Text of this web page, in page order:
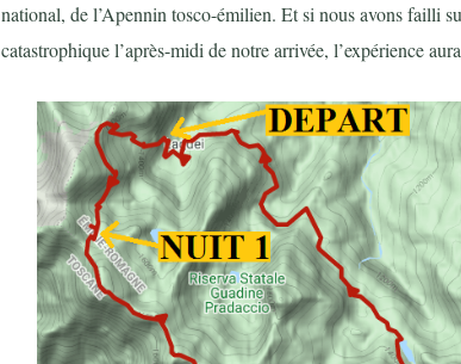
national, de l’Apennin tosco-émilien. Et si nous avons failli
catastrophique l’après-midi de notre arrivée, l’expérience